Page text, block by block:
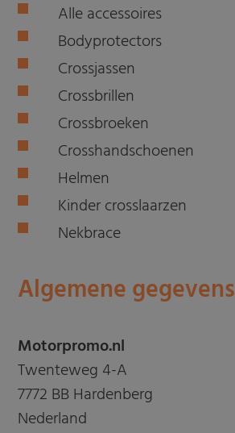
Alle accessoires
Bodyprotectors
Crossjassen
Crossbrillen
Crossbroeken
Crosshandschoenen
Helmen
Kinder crosslaarzen
Nekbrace
Algemene gegevens
Motorpromo.nl
Twenteweg 4-A
7772 BB Hardenberg
Nederland